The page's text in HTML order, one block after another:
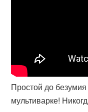
Простой до
мультиварке!